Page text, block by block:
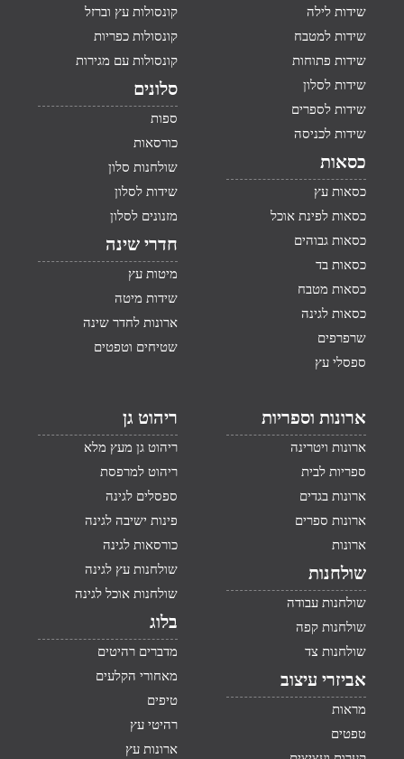
שידות לילה
שידות למטבח
שידות פתוחות
שידות לסלון
שידות לספרים
שידות לכניסה
כסאות
כסאות עץ
כסאות לפינת אוכל
כסאות גבוהים
כסאות בד
כסאות מטבח
כסאות לגינה
שרפרפים
ספסלי עץ
קונסולות עץ וברזל
קונסולות כפריות
קונסולות עם מגירות
סלונים
ספות
כורסאות
שולחנות סלון
שידות לסלון
מזנונים לסלון
חדרי שינה
מיטות עץ
שידות מיטה
ארונות לחדר שינה
שטיחים וטפטים
ארונות וספריות
ארונות ויטרינה
ספריות לבית
ארונות בגדים
ארונות ספרים
ארונות
שולחנות
שולחנות עבודה
שולחנות קפה
שולחנות צד
אביזרי עיצוב
מראות
טפטים
ריהוט גן
ריהוט גן מעץ מלא
ריהוט למרפסת
ספסלים לגינה
פינות ישיבה לגינה
כורסאות לגינה
שולחנות עץ לגינה
שולחנות אוכל לגינה
בלוג
מדברים רהיטים
מאחורי הקלעים
טיפים
רהיטי עץ
ארונות עץ